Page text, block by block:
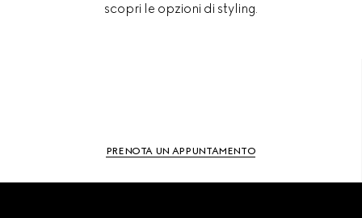
scopri le opzioni di styling.
PRENOTA UN APPUNTAMENTO
Footer